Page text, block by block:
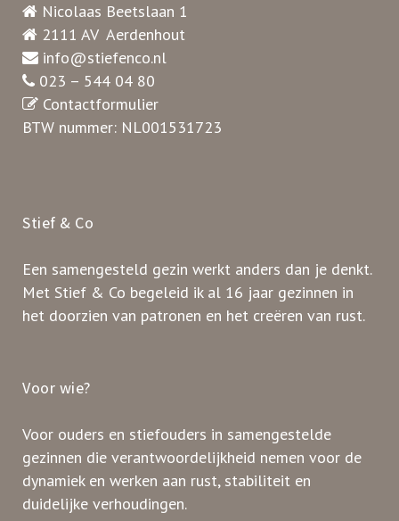
Nicolaas Beetslaan 1
2111 AV Aerdenhout
info@stiefenco.nl
023 – 544 04 80
Contactformulier
BTW nummer: NL001531723
Stief & Co
Een samengesteld gezin werkt anders dan je denkt.
Met Stief & Co begeleid ik al 16 jaar gezinnen in
het doorzien van patronen en het creëren van rust.
Voor wie?
Voor ouders en stiefouders in samengestelde
gezinnen die verantwoordelijkheid nemen voor de
dynamiek en werken aan rust, stabiliteit en
duidelijke verhoudingen.